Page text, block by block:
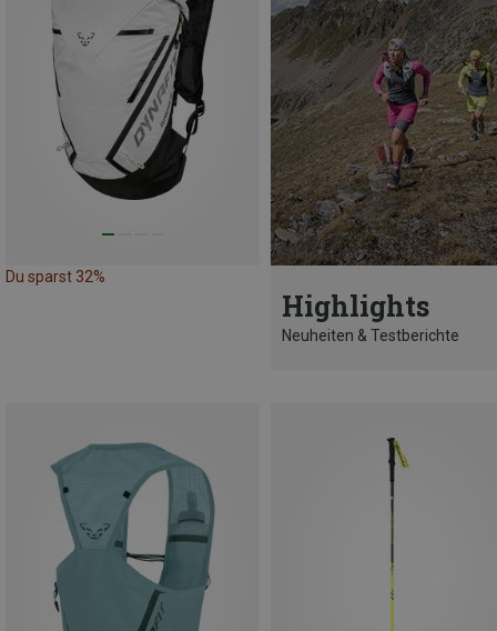
Du sparst 32%
Highlights
Neuheiten & Testberichte